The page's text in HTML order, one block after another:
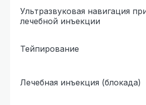
Ультразвуковая навигация
лечебной инъекции
Тейпирование
Лечебная инъекция (блокада)